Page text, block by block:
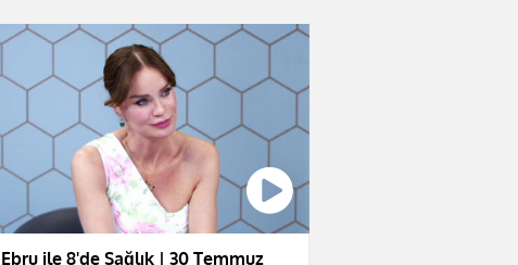
Ebru ile 8'de Sağlık | 30 Temmuz